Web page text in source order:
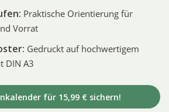
Praktische Orientierung für
Vorrat
Gedruckt auf hochwertigem
DIN A3
für 15,99 € sichern!